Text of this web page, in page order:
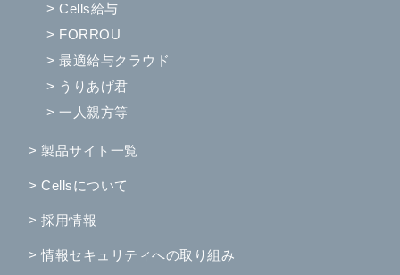
> Cells給与
> FORROU
> 最適給与クラウド
> うりあげ君
> 一人親方等
> 製品サイト一覧
> Cellsについて
> 採用情報
> 情報セキュリティへの取り組み